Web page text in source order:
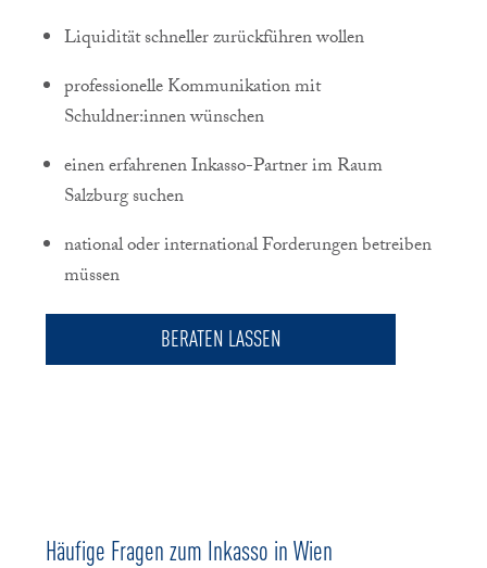
Liquidität schneller zurückführen wollen
professionelle Kommunikation mit
Schuldner:innen wünschen
einen erfahrenen Inkasso-Partner im Raum
Salzburg suchen
national oder international Forderungen betreiben
müssen
BERATEN LASSEN
Häufige Fragen zum Inkasso in Wien